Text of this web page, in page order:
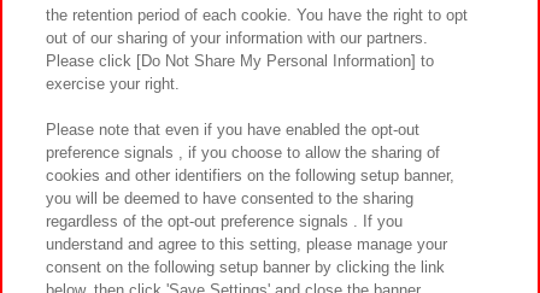
関連会社 サステナビリティ サイトポリシー
プライバシーポリシー ウェブアクセシビリティ方針と検証結果
お取引先さまとともに
カスタマーハラスメント対応方針 よくあるご質問・お問い合わせ
the retention period of each cookie. You have the right to opt
out of our sharing of your information with our partners.
Please click [Do Not Share My Personal Information] to
exercise your right.
Please note that even if you have enabled the opt-out
preference signals , if you choose to allow the sharing of
cookies and other identifiers on the following setup banner,
you will be deemed to have consented to the sharing
regardless of the opt-out preference signals . If you
understand and agree to this setting, please manage your
consent on the following setup banner by clicking the link